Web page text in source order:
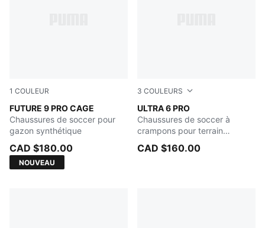
1 COULEUR
FUTURE 9 PRO CAGE
Sugared Almond-PUMA White-Ultra Red-PUMA Black
Chaussures de soccer pour
gazon synthétique
CAD $180.00
NOUVEAU
3 COULEURS
ULTRA 6 PRO
PUMA Black-Fizzy Light-
Chaussures de soccer à
crampons pour terrain
ferme/terrain artificiel
CAD $160.00